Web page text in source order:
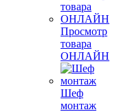
Просмотр
товара
ОНЛАЙН
Шеф
монтаж